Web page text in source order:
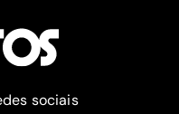
sociais